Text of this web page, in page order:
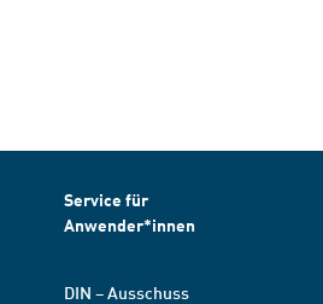
Service für
Anwender*innen
DIN – Ausschuss